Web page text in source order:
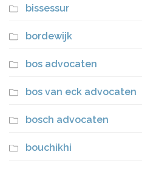
bissessur
bordewijk
bos advocaten
bos van eck advocaten
bosch advocaten
bouchikhi